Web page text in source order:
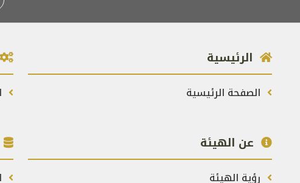
الرئيسية
الصفحة الرئيسية
عن الهيئة
رؤية الهيئة